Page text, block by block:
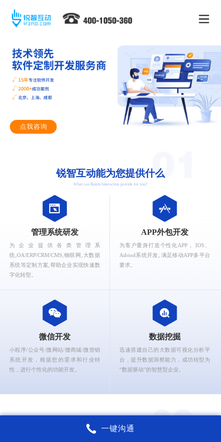
点我咨询
锐智互动能为您提供什么
What can Ruizhi Interactive provide for you?
管理系统研发
为企业提供各类管理系
统,OA/ERP/CRM/CMS,物联网,大数据
系统等定制方案,帮助企业实现快速数
字化转型。
APP外包开发
为客户量身打造个性化APP， IOS、
Adriod系统开发, 满足移动APP多平台
要求。
微信开发
小程序/公众号/微网站/微商城/微营销
系统开发，根据您的需求和行业特
性，进行个性化的功能开发。
数据挖掘
迅速搭建自己的大数据可视化分析平
台，提升数据洞察能力，成功转型为
“数据驱动”的智慧型企业。
锐智互动核心能力
一键沟通